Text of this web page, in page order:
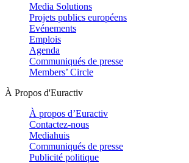
Media Solutions
Projets publics européens
Evénements
Emplois
Agenda
Communiqués de presse
Members’ Circle
À Propos d'Euractiv
À propos d’Euractiv
Contactez-nous
Mediahuis
Communiqués de presse
Publicité politique